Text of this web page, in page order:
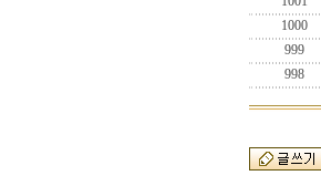
1000
999
998